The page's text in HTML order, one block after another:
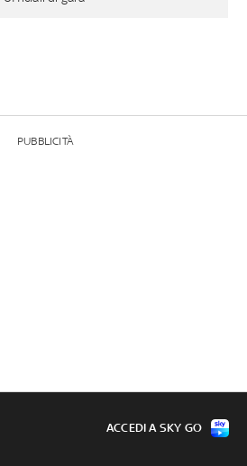
PUBBLICITÀ
ACCEDI A SKY GO